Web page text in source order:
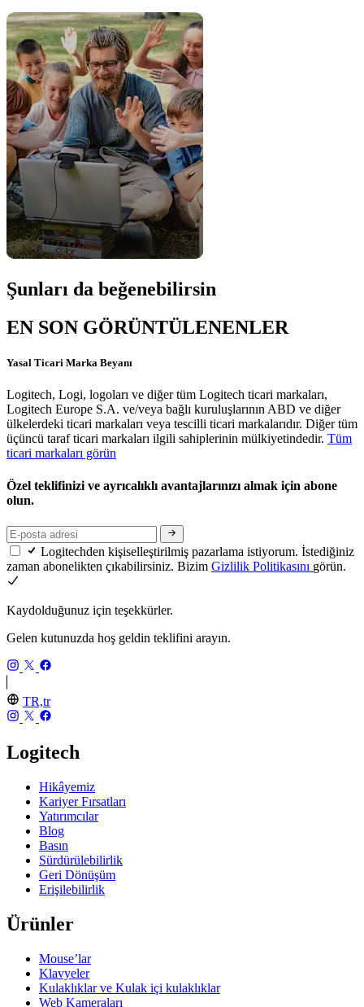
Şunları da beğenebilirsin
EN SON GÖRÜNTÜLENENLER
Yasal Ticari Marka Beyanı
Logitech, Logi, logoları ve diğer tüm Logitech ticari markaları,
Logitech Europe S.A. ve/veya bağlı kuruluşlarının ABD ve diğer
ülkelerdeki ticari markaları veya tescilli ticari markalarıdır. Diğer tüm
üçüncü taraf ticari markaları ilgili sahiplerinin mülkiyetindedir. Tüm
ticari markaları görün
Özel teklifinizi ve ayrıcalıklı avantajlarınızı almak için abone
olun.
Logitechden kişiselleştirilmiş pazarlama istiyorum. İstediğiniz
zaman abonelikten çıkabilirsiniz. Bizim Gizlilik Politikasını görün.
Kaydolduğunuz için teşekkürler.
Gelen kutunuzda hoş geldin teklifini arayın.
TR,tr
Logitech
Hikâyemiz
Kariyer Fırsatları
Yatırımcılar
Blog
Basın
Sürdürülebilirlik
Geri Dönüşüm
Erişilebilirlik
Ürünler
Mouse’lar
Klavyeler
Kulaklıklar ve Kulak içi kulaklıklar
Web Kameraları